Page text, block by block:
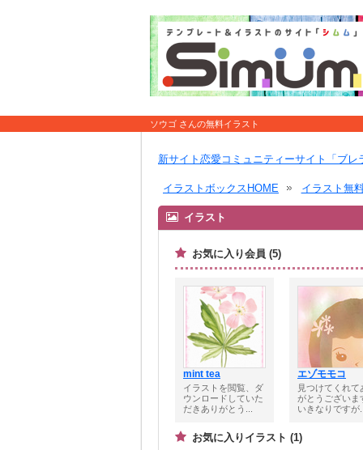
ソウゴ さんの無料イラスト
新サイト恋愛コミュニティーサイト「ブレ
イラストボックスHOME イラスト無
イラスト
お気に入り会員 (5)
mint tea
イラストを閲覧、ダ
ウンロードしていた
だきありがとう...
エゾモモコ
見つけてくれて
がとうございま
いきなりですが
お気に入りイラスト (1)